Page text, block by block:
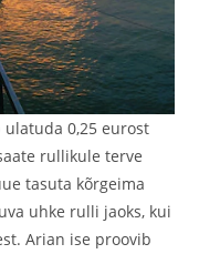
0,25 eurost
rullikule terve
tasuta kõrgeima
uhke rulli jaoks, kui
Arian ise proovib